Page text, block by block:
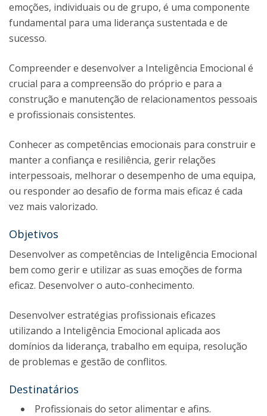
emoções, individuais ou de grupo, é uma componente
fundamental para uma liderança sustentada e de
sucesso.
Compreender e desenvolver a Inteligência Emocional é
crucial para a compreensão do próprio e para a
construção e manutenção de relacionamentos pessoais
e profissionais consistentes.
Conhecer as competências emocionais para construir e
manter a confiança e resiliência, gerir relações
interpessoais, melhorar o desempenho de uma equipa,
ou responder ao desafio de forma mais eficaz é cada
vez mais valorizado.
Objetivos
Desenvolver as competências de Inteligência Emocional
bem como gerir e utilizar as suas emoções de forma
eficaz. Desenvolver o auto-conhecimento.
Desenvolver estratégias profissionais eficazes
utilizando a Inteligência Emocional aplicada aos
domínios da liderança, trabalho em equipa, resolução
de problemas e gestão de conflitos.
Destinatários
Profissionais do setor alimentar e afins.